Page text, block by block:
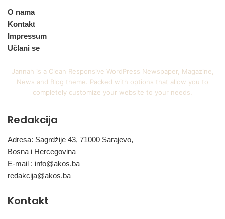
O nama
Kontakt
Impressum
Učlani se
Jannah is a Clean Responsive WordPress Newspaper, Magazine,
News and Blog theme. Packed with options that allow you to
completely customize your website to your needs.
Redakcija
Adresa: Sagrdžije 43, 71000 Sarajevo,
Bosna i Hercegovina
E-mail : info@akos.ba
redakcija@akos.ba
Kontakt